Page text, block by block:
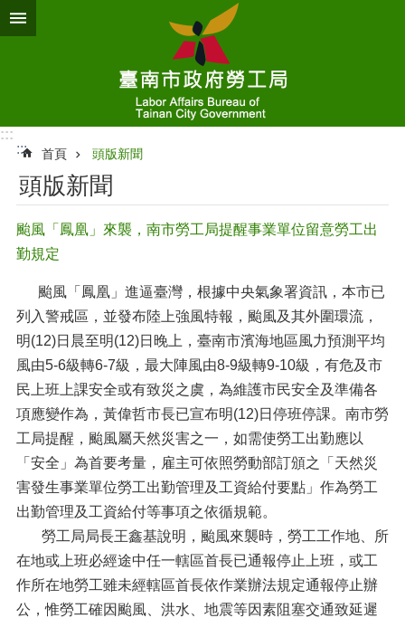
跳到主要內容區塊
:::
:::
首頁 頭版新聞
頭版新聞
颱風「鳳凰」來襲，南市勞工局提醒事業單位留意勞工出
勤規定
颱風「鳳凰」進逼臺灣，根據中央氣象署資訊，本市已
列入警戒區，並發布陸上強風特報，颱風及其外圍環流，
明(12)日晨至明(12)日晚上，臺南市濱海地區風力預測平均
風由5-6級轉6-7級，最大陣風由8-9級轉9-10級，有危及市
民上班上課安全或有致災之虞，為維護市民安全及準備各
項應變作為，黃偉哲市長已宣布明(12)日停班停課。南市勞
工局提醒，颱風屬天然災害之一，如需使勞工出勤應以
「安全」為首要考量，雇主可依照勞動部訂頒之「天然災
害發生事業單位勞工出勤管理及工資給付要點」作為勞工
出勤管理及工資給付等事項之依循規範。
勞工局局長王鑫基說明，颱風來襲時，勞工工作地、所
在地或上班必經途中任一轄區首長已通報停止上班，或工
作所在地勞工雖未經轄區首長依作業辦法規定通報停止辦
公，惟勞工確因颱風、洪水、地震等因素阻塞交通致延遲